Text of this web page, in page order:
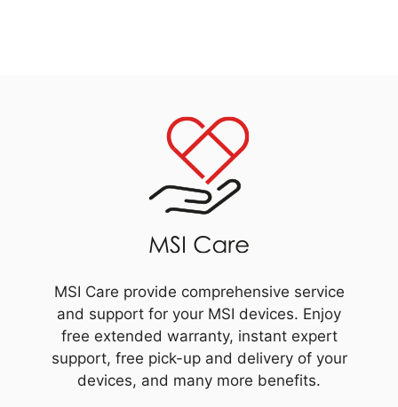
MSI Care provide comprehensive service
and support for your MSI devices. Enjoy
free extended warranty, instant expert
support, free pick-up and delivery of your
devices, and many more benefits.